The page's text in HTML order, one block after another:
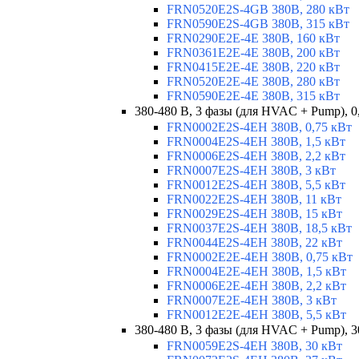
FRN0520E2S-4GB 380В, 280 кВт
FRN0590E2S-4GB 380В, 315 кВт
FRN0290E2E-4E 380В, 160 кВт
FRN0361E2E-4E 380В, 200 кВт
FRN0415E2E-4E 380В, 220 кВт
FRN0520E2E-4E 380В, 280 кВт
FRN0590E2E-4E 380В, 315 кВт
380-480 В, 3 фазы (для HVAC + Pump),
FRN0002E2S-4EH 380В, 0,75 кВт
FRN0004E2S-4EH 380В, 1,5 кВт
FRN0006E2S-4EH 380В, 2,2 кВт
FRN0007E2S-4EH 380В, 3 кВт
FRN0012E2S-4EH 380В, 5,5 кВт
FRN0022E2S-4EH 380В, 11 кВт
FRN0029E2S-4EH 380В, 15 кВт
FRN0037E2S-4EH 380В, 18,5 кВт
FRN0044E2S-4EH 380В, 22 кВт
FRN0002E2E-4EH 380В, 0,75 кВт
FRN0004E2E-4EH 380В, 1,5 кВт
FRN0006E2E-4EH 380В, 2,2 кВт
FRN0007E2E-4EH 380В, 3 кВт
FRN0012E2E-4EH 380В, 5,5 кВт
380-480 В, 3 фазы (для HVAC + Pump),
FRN0059E2S-4EH 380В, 30 кВт